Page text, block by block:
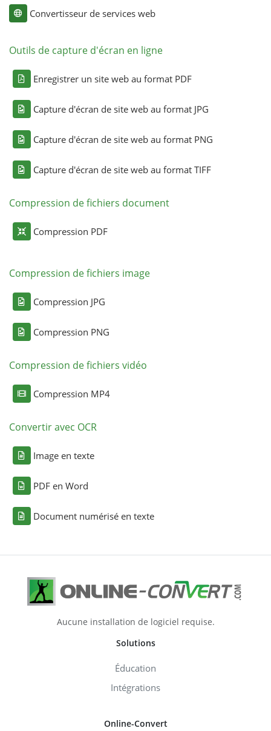
Convertisseur de services web
Outils de capture d'écran en ligne
Enregistrer un site web au format PDF
Capture d'écran de site web au format JPG
Capture d'écran de site web au format PNG
Capture d'écran de site web au format TIFF
Compression de fichiers document
Compression PDF
Compression de fichiers image
Compression JPG
Compression PNG
Compression de fichiers vidéo
Compression MP4
Convertir avec OCR
Image en texte
PDF en Word
Document numérisé en texte
Aucune installation de logiciel requise.
Solutions
Éducation
Intégrations
Online-Convert